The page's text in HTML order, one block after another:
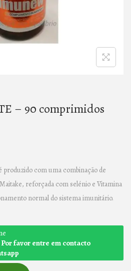
n
– 90 comprimidos
produzido com uma combinação de
reforçada com selénio e Vitamina
normal do sistema imunitário.
favor entre em contacto